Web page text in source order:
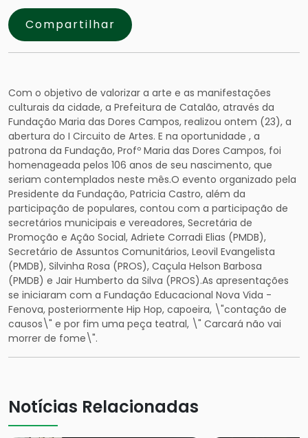
Compartilhar
Com o objetivo de valorizar a arte e as manifestações
culturais da cidade, a Prefeitura de Catalão, através da
Fundação Maria das Dores Campos, realizou ontem (23), a
abertura do I Circuito de Artes. E na oportunidade , a
patrona da Fundação, Profº Maria das Dores Campos, foi
homenageada pelos 106 anos de seu nascimento, que
seriam contemplados neste mês.O evento organizado pela
Presidente da Fundação, Patricia Castro, além da
participação de populares, contou com a participação de
secretários municipais e vereadores, Secretária de
Promoção e Ação Social, Adriete Corradi Elias (PMDB),
Secretário de Assuntos Comunitários, Leovil Evangelista
(PMDB), Silvinha Rosa (PROS), Caçula Helson Barbosa
(PMDB) e Jair Humberto da Silva (PROS).As apresentações
se iniciaram com a Fundação Educacional Nova Vida -
Fenova, posteriormente Hip Hop, capoeira, \"contação de
causos\" e por fim uma peça teatral, \" Carcará não vai
morrer de fome\".
Notícias Relacionadas